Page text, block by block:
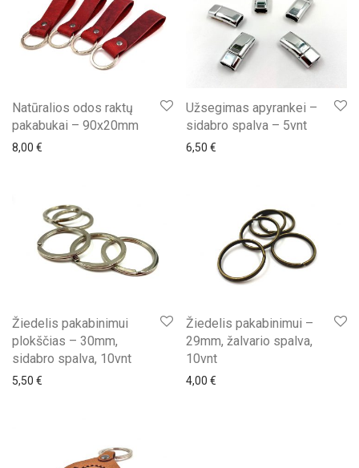
Natūralios odos raktų
pakabukai – 90x20mm
8,00 €
Užsegimas apyrankei –
sidabro spalva – 5vnt
6,50 €
Žiedelis pakabinimui
plokščias – 30mm,
sidabro spalva, 10vnt
5,50 €
Žiedelis pakabinimui –
29mm, žalvario spalva,
10vnt
4,00 €